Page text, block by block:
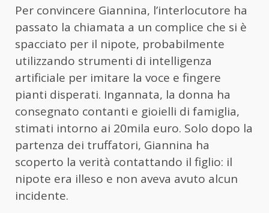
Per convincere Giannina, l’interlocutore ha
passato la chiamata a un complice che si è
spacciato per il nipote, probabilmente
utilizzando strumenti di intelligenza
artificiale per imitare la voce e fingere
pianti disperati. Ingannata, la donna ha
consegnato contanti e gioielli di famiglia,
stimati intorno ai 20mila euro. Solo dopo la
partenza dei truffatori, Giannina ha
scoperto la verità contattando il figlio: il
nipote era illeso e non aveva avuto alcun
incidente.